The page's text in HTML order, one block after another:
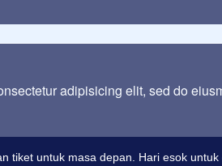
adipisicing elit, sed do
tiket untuk masa depan. Hari esok